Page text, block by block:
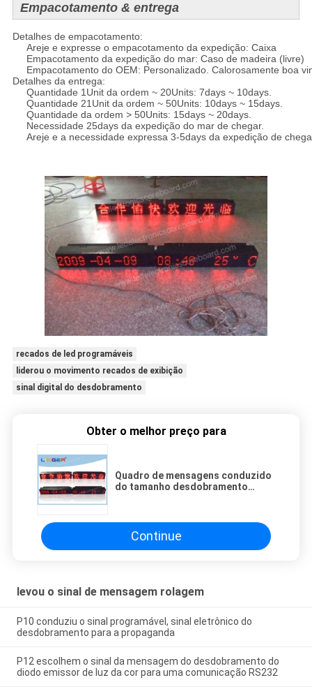
Empacotamento & entrega
Detalhes de empacotamento:
Areje e expresse o empacotamento da expedição: Caixa
Empacotamento da expedição do mar: Caso de madeira (livre)
Empacotamento do OEM: Personalizado. Calorosamente boa
Detalhes da entrega:
Quantidade 1Unit da ordem ~ 20Units: 7days ~ 10days.
Quantidade 21Unit da ordem ~ 50Units: 10days ~ 15days.
Quantidade da ordem > 50Units: 15days ~ 20days.
Necessidade 25days da expedição do mar de chegar.
Areje e a necessidade expressa 3-5days da expedição de
recados de led programáveis
liderou o movimento recados de exibição
sinal digital do desdobramento
Obter o melhor preço para
Quadro de mensagens conduzido
do tamanho desdobramento
mensagem
Continue
levou o sinal de mensagem rolagem
P10 conduziu o sinal programável, sinal eletrônico do
desdobramento para a propaganda
P12 escolhem o sinal da mensagem do desdobramento do
diodo emissor de luz da cor para uma comunicação RS232